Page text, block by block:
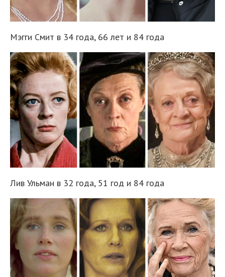
Мэгги Смит в 34 года, 66 лет и 84 года
Лив Ульман в 32 года, 51 год и 84 года